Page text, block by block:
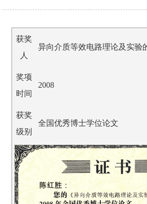
获奖
人
异向介质等效电路理论及实验
奖项
时间
2008
获奖
级别
全国优秀博士学位论文